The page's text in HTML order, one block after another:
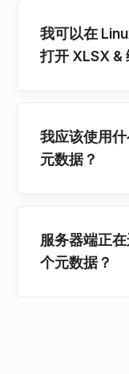
我可以在
打开 XLSX &
我应该使用
元数据？
服务器端正
个元数据？